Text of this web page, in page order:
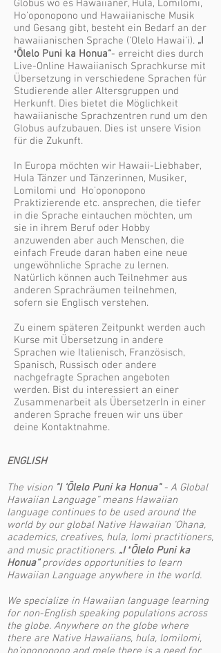
Globus wo es Hawaiianer, Hula, Lomilomi,
Ho’oponopono und Hawaiianische Musik
und Gesang gibt, besteht ein Bedarf an der
hawaiianischen Sprache ('Olelo Hawai'i). „I
ʻŌlelo Puni ka Honua“- erreicht dies durch
Live-Online Hawaiianisch Sprachkurse mit
Übersetzung in verschiedene Sprachen für
Studierende aller Altersgruppen und
Herkunft. Dies bietet die Möglichkeit
hawaiianische Sprachzentren rund um den
Globus aufzubauen. Dies ist unsere Vision
für die Zukunft.
In Europa möchten wir Hawaii-Liebhaber,
Hula Tänzer und Tänzerinnen, Musiker,
Lomilomi und Ho’oponopono
Praktizierende etc. ansprechen, die tiefer
in die Sprache eintauchen möchten, um
sie in ihrem Beruf oder Hobby
anzuwenden aber auch Menschen, die
einfach Freude daran haben eine neue
ungewöhnliche Sprache zu lernen.
Natürlich können auch Teilnehmer aus
anderen Sprachräumen teilnehmen,
sofern sie Englisch verstehen.
Zu einem späteren Zeitpunkt werden auch
Kurse mit Übersetzung in andere
Sprachen wie Italienisch, Französisch,
Spanisch, Russisch oder andere
nachgefragte Sprachen angeboten
werden. Bist du interessiert an einer
Zusammenarbeit als ÜbersetzerIn in einer
anderen Sprache freuen wir uns über
deine Kontaktnahme.
ENGLISH
The vision "I ‘Ōlelo Puni ka Honua"- A Global
Hawaiian Language” means Hawaiian
language continues to be used around the
world by our global Native Hawaiian ‘Ohana,
academics, creatives, hula, lomi practitioners,
and music practitioners. „I ʻŌlelo Puni ka
Honua“provides opportunities to learn
Hawaiian Language anywhere in the world.
We specialize in Hawaiian language learning
for non-English speaking populations across
the globe. Anywhere on the globe where
there are Native Hawaiians, hula, lomilomi,